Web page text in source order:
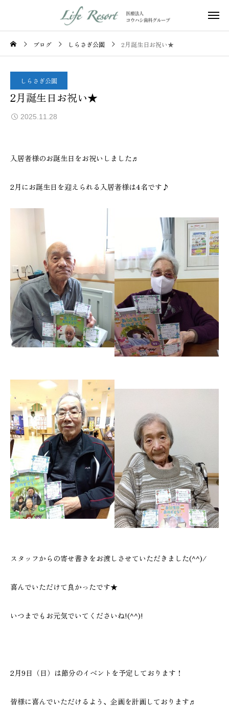
ブログ しらさぎ公園 2月誕生日お祝い★
しらさぎ公園
2月誕生日お祝い★
2025.11.28
入居者様のお誕生日をお祝いしました♬
2月にお誕生日を迎えられる入居者様は4名です♪
スタッフからの寄せ書きをお渡しさせていただきました(^^)/
喜んでいただけて良かったです★
いつまでもお元気でいてくださいね!(^^)!
2月9日（日）は節分のイベントを予定しております！
皆様に喜んでいただけるよう、企画を計画しております♬